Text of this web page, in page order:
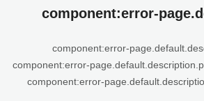
component:error-
component:error-
component:error-
component:error-